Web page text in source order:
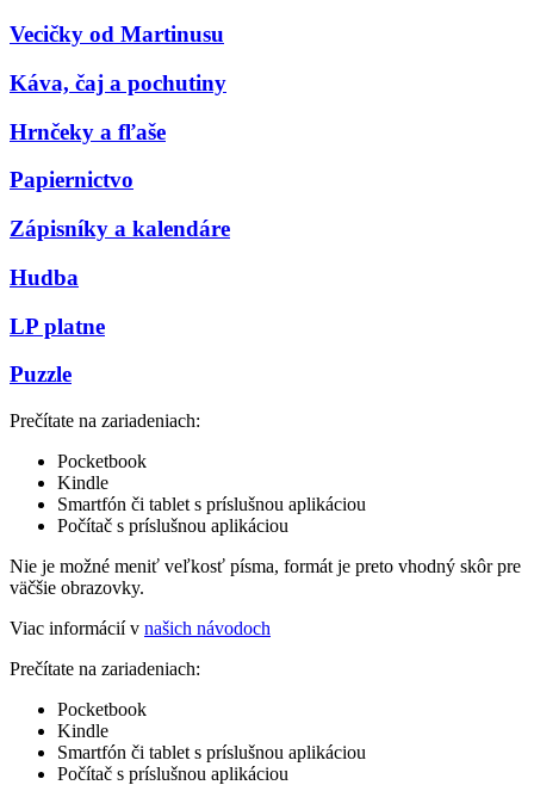
Vecičky od Martinusu
Káva, čaj a pochutiny
Hrnčeky a fľaše
Papiernictvo
Zápisníky a kalendáre
Hudba
LP platne
Puzzle
Prečítate na zariadeniach:
Pocketbook
Kindle
Smartfón či tablet s príslušnou aplikáciou
Počítač s príslušnou aplikáciou
Nie je možné meniť veľkosť písma, formát je preto vhodný skôr pre
väčšie obrazovky.
Viac informácií v našich návodoch
Prečítate na zariadeniach:
Pocketbook
Kindle
Smartfón či tablet s príslušnou aplikáciou
Počítač s príslušnou aplikáciou